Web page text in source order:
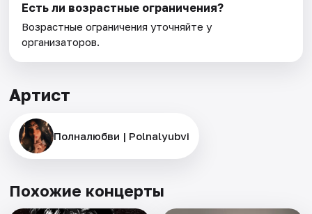
Есть ли возрастные ограничения?
Возрастные ограничения уточняйте у
организаторов.
Артист
Полналюбви | Polnalyubvi
Похожие концерты